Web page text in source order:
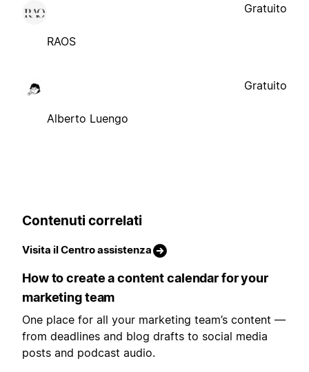
RAOS
Gratuito
Alberto Luengo
Gratuito
Contenuti correlati
Visita il Centro assistenza
How to create a content calendar for your
marketing team
One place for all your marketing team’s content —
from deadlines and blog drafts to social media
posts and podcast audio.